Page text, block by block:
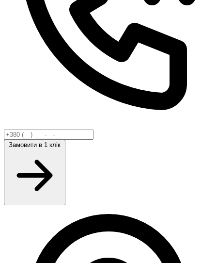
Замовити в 1 клік